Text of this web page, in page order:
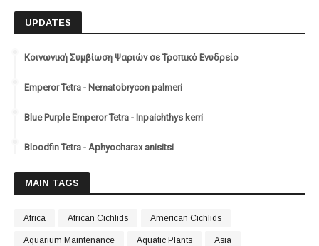
UPDATES
Κοινωνική Συμβίωση Ψαριών σε Τροπικό Ενυδρείο
Emperor Tetra - Nematobrycon palmeri
Blue Purple Emperor Tetra - Inpaichthys kerri
Bloodfin Tetra - Aphyocharax anisitsi
MAIN TAGS
Africa African Cichlids American Cichlids
Aquarium Maintenance Aquatic Plants Asia